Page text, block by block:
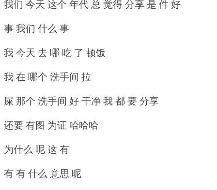
我们 今天 这个 年代 总 觉得 分享 是 件 好
事 我们 什么 事
我 今天 去 哪 吃 了 顿饭
我 在 哪个 洗手间 拉
屎 那个 洗手间 好 干净 我 都 要 分享
还要 有图 为证 哈哈哈
为什么 呢 这 有
有 有 什么 意思 呢